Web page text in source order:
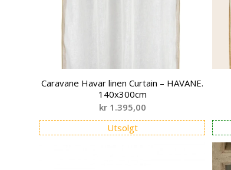
Caravane Havar linen Curtain – HAVANE.
140x300cm
kr1.395,00
Utsolgt